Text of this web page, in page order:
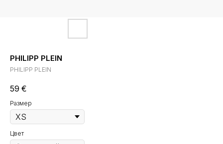
PHILIPP PLEIN
PHILIPP PLEIN
59 €
Размер
Цвет